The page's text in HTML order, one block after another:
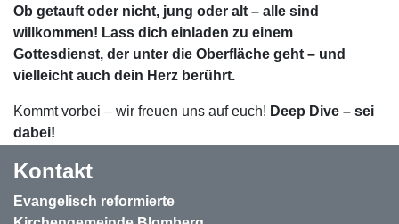
Ob getauft oder nicht, jung oder alt – alle sind
willkommen! Lass dich einladen zu einem
Gottesdienst, der unter die Oberfläche geht – und
vielleicht auch dein Herz berührt.
Kommt vorbei – wir freuen uns auf euch! Deep Dive – sei
dabei!
Kontakt
Evangelisch reformierte